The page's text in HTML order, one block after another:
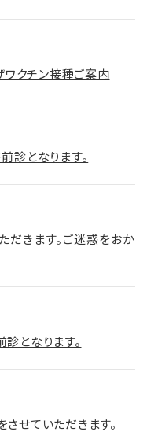
クチン接種ご案内
診となります。
だきます。ご迷惑をおか
となります。
せていただきます。